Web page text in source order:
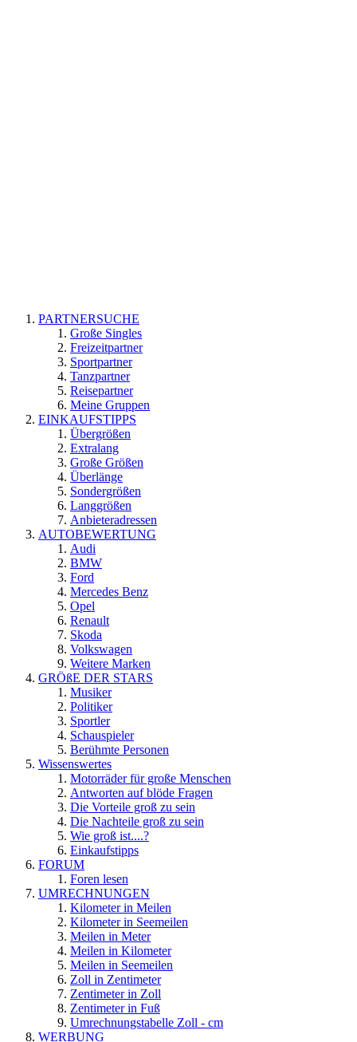
PARTNERSUCHE
Große Singles
Freizeitpartner
Sportpartner
Tanzpartner
Reisepartner
Meine Gruppen
EINKAUFSTIPPS
Übergrößen
Extralang
Große Größen
Überlänge
Sondergrößen
Langgrößen
Anbieteradressen
AUTOBEWERTUNG
Audi
BMW
Ford
Mercedes Benz
Opel
Renault
Skoda
Volkswagen
Weitere Marken
GRÖßE DER STARS
Musiker
Politiker
Sportler
Schauspieler
Berühmte Personen
Wissenswertes
Motorräder für große Menschen
Antworten auf blöde Fragen
Die Vorteile groß zu sein
Die Nachteile groß zu sein
Wie groß ist....?
Einkaufstipps
FORUM
Foren lesen
UMRECHNUNGEN
Kilometer in Meilen
Kilometer in Seemeilen
Meilen in Meter
Meilen in Kilometer
Meilen in Seemeilen
Zoll in Zentimeter
Zentimeter in Zoll
Zentimeter in Fuß
Umrechnungstabelle Zoll - cm
WERBUNG